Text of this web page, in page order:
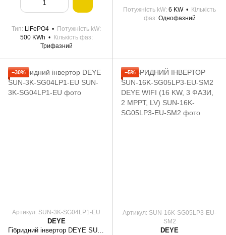
Тип LiFePO4
Потужність kW
500 KWh
Кількість фаз
Трифазний
Потужність kW 6 KW
Кількість
фаз Однофазний
−30%
Артикул: SUN-3K-SG04LP1-EU
DEYE
−5%
Артикул: SUN-16K-SG05LP3-EU-
SM2
DEYE